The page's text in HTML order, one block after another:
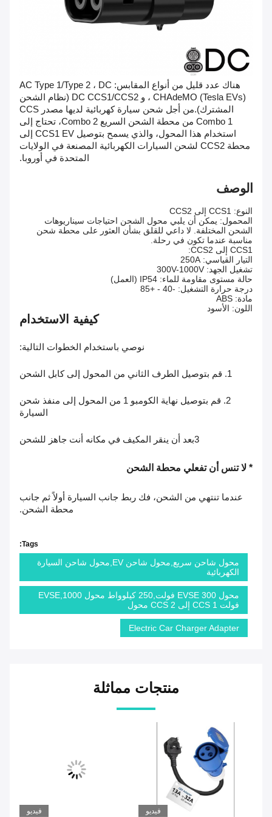
هناك عدد قليل من أنواع المقابس: AC Type 1/Type 2 ، DC
CHAdeMO (Tesla EVs) ، و DC CCS1/CCS2 (نظام الشحن
المشترك).من أجل شحن سيارة كهربائية لديها مصدر CCS
Combo 1 من محطة الشحن السريع Combo 2، تحتاج إلى
استخدام هذا المحول، والذي يسمح بتوصيل CCS1 EV إلى
محطة CCS2 لشحن السيارات الكهربائية المصنعة في الولايات
المتحدة في أوروبا.
الوصف
النوع: CCS1 إلى CCS2
المحمول: يمكن أن يلبي محول الشحن احتياجات سيناريوهات
الشحن المختلفة. لا داعي للقلق بشأن العثور على محطة شحن
مناسبة عندما تكون في رحلة.
CCS1 إلى CCS2:
التيار القياسي: 250A
تشغيل الجهد: 300V-1000V
حالة مستوى مقاومة للماء: IP54 (العمل)
درجة حرارة التشغيل: -40 - +85
مادة: ABS
اللون: الأسود
كيفية الاستخدام
نوصي باستخدام الخطوات التالية:
1. قم بتوصيل الطرف الثاني من المحول إلى كابل الشحن
2. قم بتوصيل نهاية الكومبو 1 من المحول إلى منفذ شحن
السيارة
3بعد أن ينقر المكيف في مكانه أنت جاهز للشحن
* لا تنس أن تفعلي محطة الشحن
عندما تنتهي من الشحن، فك ربط جانب السيارة أولاً ثم جانب
محطة الشحن.
Tags:
محول شاحن سريع,محول شاحن EV,محول شاحن السيارة
الكهربائية
محول EVSE 300 فولت,250 كيلوواط محول EVSE,1000
فولت CCS 1 إلى CCS 2 محول
Electric Car Charger Adapter
منتجات مماثلة
فيديو فيديو